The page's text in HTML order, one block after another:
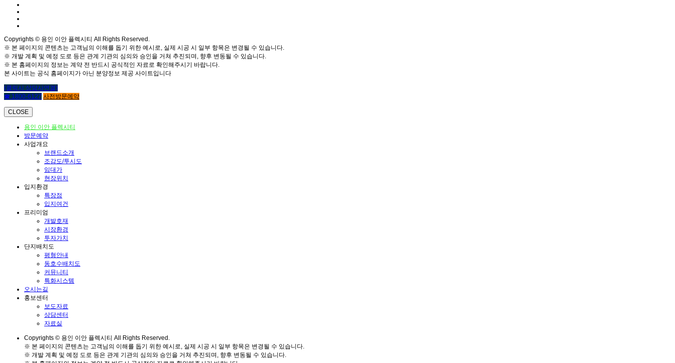
Copyrights © 용인 이안 플렉시티 All Rights Reserved.
※ 본 페이지의 콘텐츠는 고객님의 이해를 돕기 위한 예시로, 실제 시공 시 일부 항목은 변경될 수 있습니다.
※ 개발 계획 및 예정 도로 등은 관계 기관의 심의와 승인을 거쳐 추진되며, 향후 변동될 수 있습니다.
※ 본 홈페이지의 정보는 계약 전 반드시 공식적인 자료로 확인해주시기 바랍니다.
본 사이트는 공식 홈페이지가 아닌 분양정보 제공 사이트입니다
(클릭시 상담사연결)
☎ 1800-6127 사전방문예약
CLOSE
용인 이안 플렉시티
방문예약
사업개요
브랜드소개
조감도/투시도
임대가
현장위치
입지환경
특장점
입지여건
프리미엄
개발호재
시장환경
투자가치
단지배치도
평형안내
동호수배치도
커뮤니티
특화시스템
오시는길
홍보센터
보도자료
상담센터
자료실
Copyrights © 용인 이안 플렉시티 All Rights Reserved.
※ 본 페이지의 콘텐츠는 고객님의 이해를 돕기 위한 예시로, 실제 시공 시 일부 항목은 변경될 수 있습니다.
※ 개발 계획 및 예정 도로 등은 관계 기관의 심의와 승인을 거쳐 추진되며, 향후 변동될 수 있습니다.